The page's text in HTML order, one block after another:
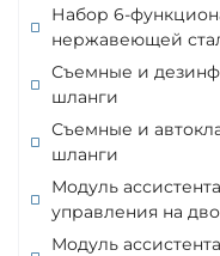
Набор 6-
нержавеющей
Съемные и
шланги
Съемные и
шланги
Модуль
управления на
Модуль